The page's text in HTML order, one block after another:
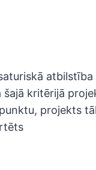
atbilstība
šajā kritērijā
projekts